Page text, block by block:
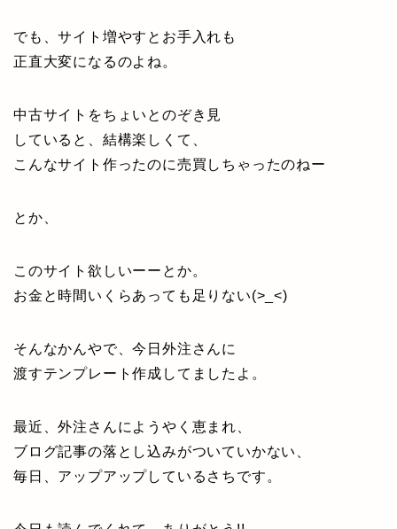
でも、サイト増やすとお手入れも
正直大変になるのよね。
中古サイトをちょいとのぞき見
していると、結構楽しくて、
こんなサイト作ったのに売買しちゃったのねー
とか、
このサイト欲しいーーとか。
お金と時間いくらあっても足りない(>_<)
そんなかんやで、今日外注さんに
渡すテンプレート作成してましたよ。
最近、外注さんにようやく恵まれ、
ブログ記事の落とし込みがついていかない、
毎日、アップアップしているさちです。